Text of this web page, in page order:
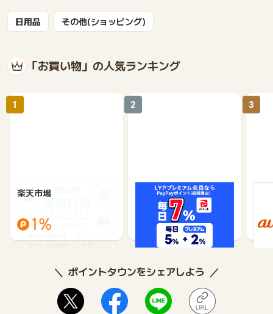
外となりますのでご了承ください。
※ポイントに関するお問い合わせは、
お問い合わせをした場合、ポイント獲得対象外となる場合がご
ざいます。
日用品 その他(ショッピング)
「お買い物」の人気ランキング
楽天市場
1%
1
Yahoo!ショッピング
1%
2 3
ポイントタウンをシェアしよう